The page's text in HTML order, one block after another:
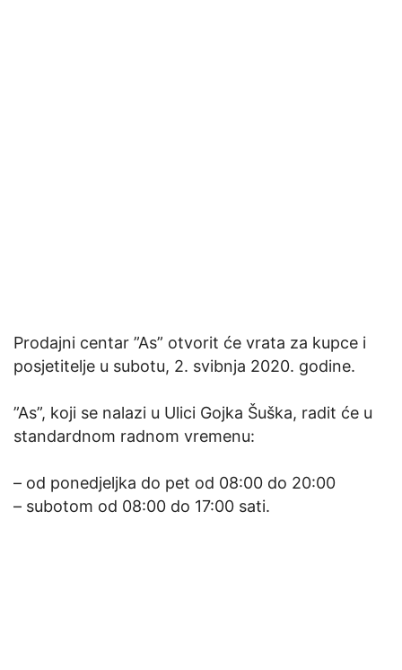
Prodajni centar ”As” otvorit će vrata za kupce i
posjetitelje u subotu, 2. svibnja 2020. godine.
”As”, koji se nalazi u Ulici Gojka Šuška, radit će u
standardnom radnom vremenu:
– od ponedjeljka do pet od 08:00 do 20:00
– subotom od 08:00 do 17:00 sati.